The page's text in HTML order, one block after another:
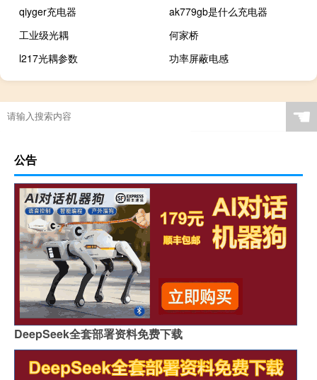
qiyger充电器
ak779gb是什么充电器
工业级光耦
何家桥
l217光耦参数
功率屏蔽电感
☚
公告
DeepSeek全套部署资料免费下载